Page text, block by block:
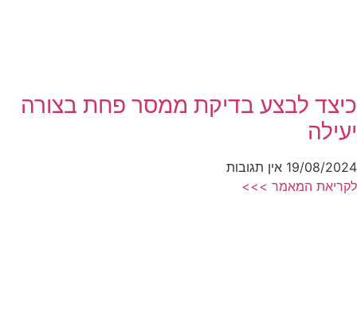
כיצד לבצע בדיקת ממסר פחת בצורה
יעילה
19/08/2024 אין תגובות
לקריאת המאמר >>>